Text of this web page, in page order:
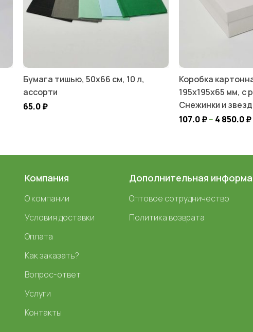
Бумага тишью, 50х66 см, 10 л,
ассорти
65.0₽
Коробка
195х195х65 мм, с
Снежинки и
107.0₽– 4 850.0₽
Компания
О компании
Условия доставки
Оплата
Как заказать?
Вопрос-ответ
Услуги
Контакты
Дополнительная
Оптовое сотрудничество
Политика возврата